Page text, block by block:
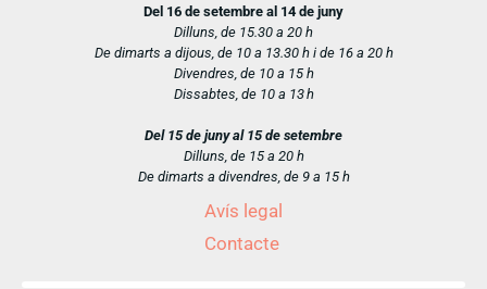
Del 16 de setembre al 14 de juny
Dilluns, de 15.30 a 20 h
De dimarts a dijous, de 10 a 13.30 h i de 16 a 20 h
Divendres, de 10 a 15 h
Dissabtes, de 10 a 13 h
Del 15 de juny al 15 de setembre
Dilluns, de 15 a 20 h
De dimarts a divendres, de 9 a 15 h
Avís legal
Contacte